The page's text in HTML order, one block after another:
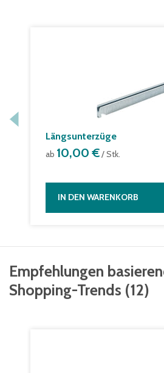
Längsunterzüge
ab 10,00 €/ Stk.
IN DEN WARENKORB
Empfehlungen
Shopping-Trends (12)